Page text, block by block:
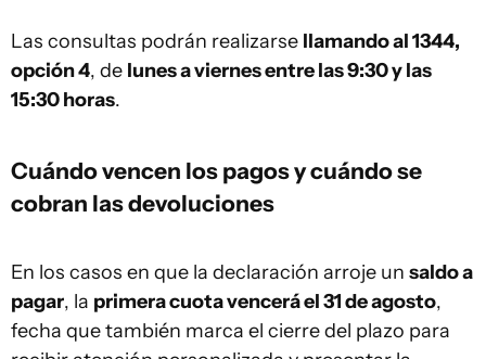
Las consultas podrán realizarse llamando al 1344,
opción 4, de lunes a viernes entre las 9:30 y las
15:30 horas.
Cuándo vencen los pagos y cuándo se
cobran las devoluciones
En los casos en que la declaración arroje un saldo a
pagar, la primera cuota vencerá el 31 de agosto,
fecha que también marca el cierre del plazo para